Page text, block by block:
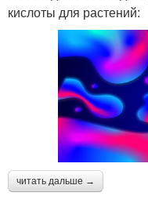
кислоты для растений:
читать дальше →